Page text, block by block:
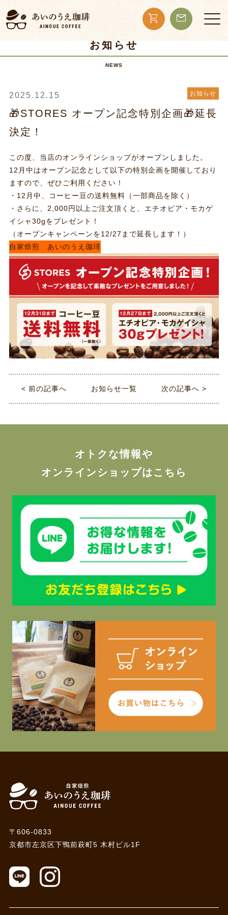
shopping_cart mail
お知らせ
NEWS
2025.12.15 お知らせ
🎁STORES オープン記念特別企画🎁延長
決定！
この度、当店のオンラインショップがオープンしました。
12月中はオープン記念として以下の特別企画を開催しており
ますので、ぜひご利用ください！
・12月中、コーヒー豆の送料無料（一部商品を除く）
・さらに、2,000円以上ご注文頂くと、エチオピア・モカゲ
イシャ30gをプレゼント！
（オープンキャンペーンを12/27まで延長します！）
自家焙煎 あいのうえ珈琲
< 前の記事へ お知らせ一覧 次の記事へ >
オトクな情報や
オンラインショップはこちら
〒606-0833
京都市左京区下鴨前萩町5 木村ビル1F